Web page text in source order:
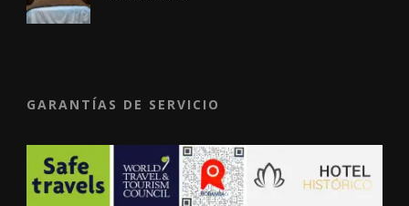
GARANTÍAS DE SERVICIO